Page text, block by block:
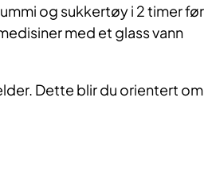
og sukkertøy i 2 timer før
med et glass vann
Dette blir du orientert om